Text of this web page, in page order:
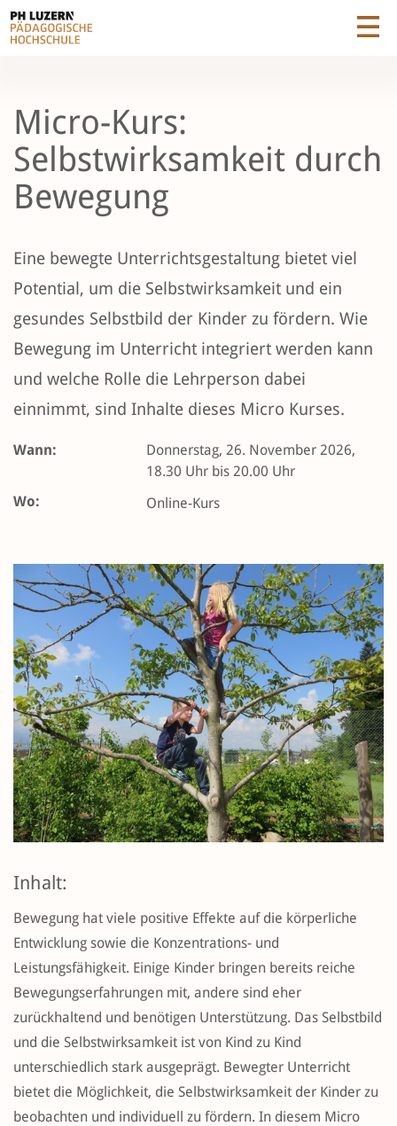
Micro-Kurs:
Selbstwirksamkeit durch
Bewegung
Eine bewegte Unterrichtsgestaltung bietet viel
Potential, um die Selbstwirksamkeit und ein
gesundes Selbstbild der Kinder zu fördern. Wie
Bewegung im Unterricht integriert werden kann
und welche Rolle die Lehrperson dabei
einnimmt, sind Inhalte dieses Micro Kurses.
Wann:
Donnerstag, 26. November 2026,
18.30 Uhr bis 20.00 Uhr
Wo:
Online-Kurs
Inhalt:
Bewegung hat viele positive Effekte auf die körperliche
Entwicklung sowie die Konzentrations- und
Leistungsfähigkeit. Einige Kinder bringen bereits reiche
Bewegungserfahrungen mit, andere sind eher
zurückhaltend und benötigen Unterstützung. Das Selbstbild
und die Selbstwirksamkeit ist von Kind zu Kind
unterschiedlich stark ausgeprägt. Bewegter Unterricht
bietet die Möglichkeit, die Selbstwirksamkeit der Kinder zu
beobachten und individuell zu fördern. In diesem Micro